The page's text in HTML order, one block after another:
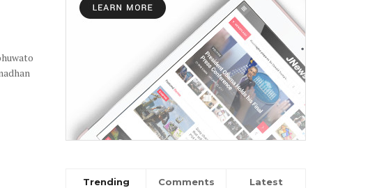
Trending Comments Latest